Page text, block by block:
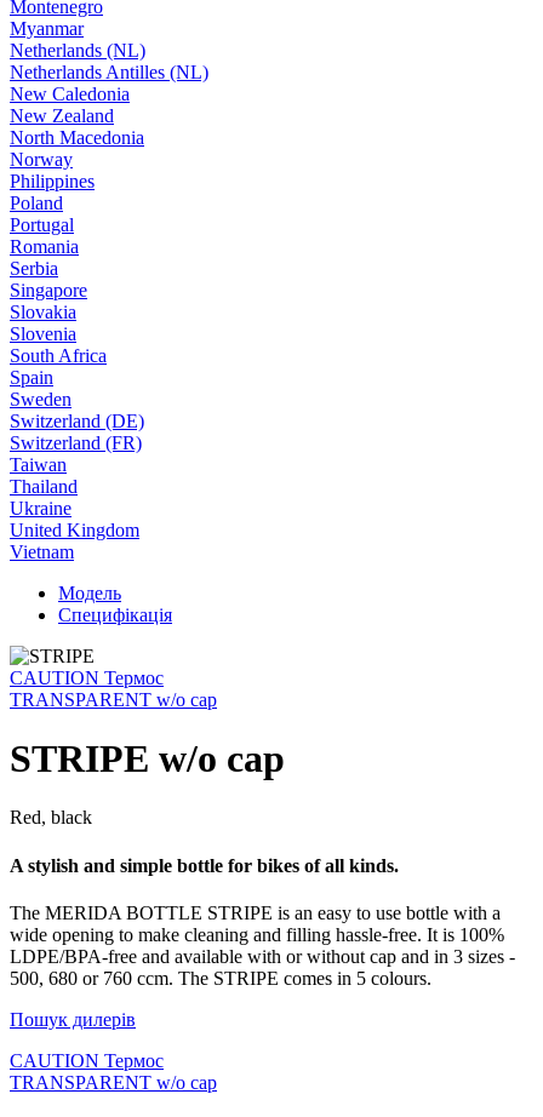
Montenegro
Myanmar
Netherlands (NL)
Netherlands Antilles (NL)
New Caledonia
New Zealand
North Macedonia
Norway
Philippines
Poland
Portugal
Romania
Serbia
Singapore
Slovakia
Slovenia
South Africa
Spain
Sweden
Switzerland (DE)
Switzerland (FR)
Taiwan
Thailand
Ukraine
United Kingdom
Vietnam
Модель
Специфікація
CAUTION Термос
TRANSPARENT w/o cap
STRIPE w/o cap
Red, black
A stylish and simple bottle for bikes of all kinds.
The MERIDA BOTTLE STRIPE is an easy to use bottle with a
wide opening to make cleaning and filling hassle-free. It is 100%
LDPE/BPA-free and available with or without cap and in 3 sizes -
500, 680 or 760 ccm. The STRIPE comes in 5 colours.
Пошук дилерів
CAUTION Термос
TRANSPARENT w/o cap